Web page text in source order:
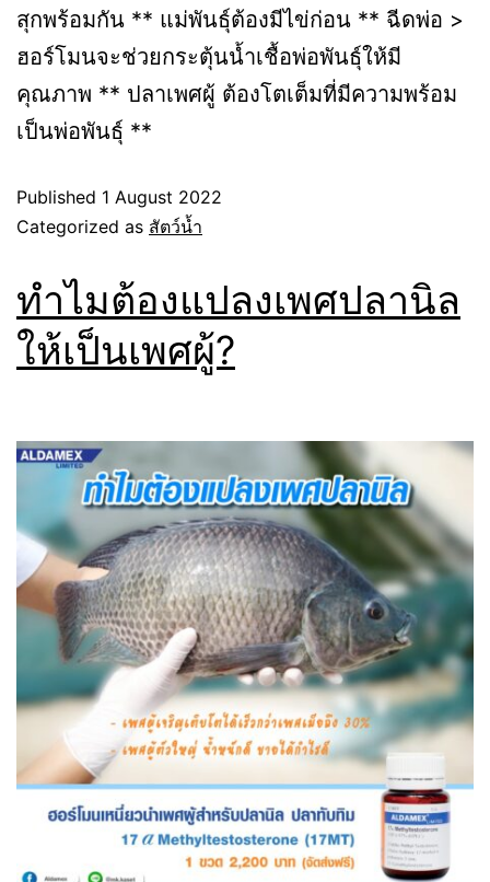
สุกพร้อมกัน ** แม่พันธุ์ต้องมีไข่ก่อน ** ฉีดพ่อ >
ฮอร์โมนจะช่วยกระตุ้นน้ำเชื้อพ่อพันธุ์ให้มี
คุณภาพ ** ปลาเพศผู้ ต้องโตเต็มที่มีความพร้อม
เป็นพ่อพันธุ์ **
Published 1 August 2022
Categorized as สัตว์น้ำ
ทำไมต้องแปลงเพศปลานิล
ให้เป็นเพศผู้?